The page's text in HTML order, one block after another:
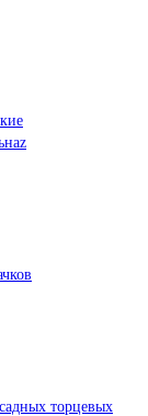
торцевых